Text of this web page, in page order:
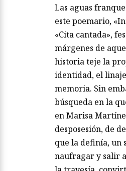
Las aguas
este poemario,
«Cita cantada»,
márgenes de
historia teje la
identidad, el
memoria. Sin
búsqueda en la
en Marisa
desposesión, de
que la definía, un
naufragar y salir